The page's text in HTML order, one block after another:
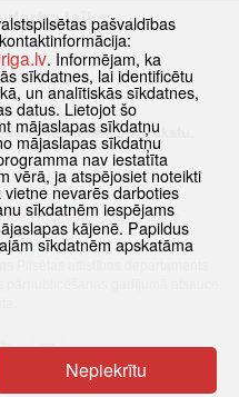
laiks:
ar iepriekšēju pierakstu.
jautājumi
Lapas karte
Kontakti
Pilsētas attīstības departaments.
versiju
pašvaldības
. Informējam, ka
sīkdatnes, lai identificētu
un analītiskās sīkdatnes,
datus. Lietojot šo
mājaslapas sīkdatņu
mājaslapas sīkdatņu
nav iestatīta
vērā, ja atspējosiet noteikti
nevarēs darboties
sīkdatnēm iespējams
kājenē. Papildus
sīkdatnēm apskatāma
Nepiekrītu